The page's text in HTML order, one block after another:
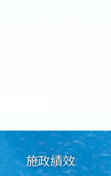
施政績效